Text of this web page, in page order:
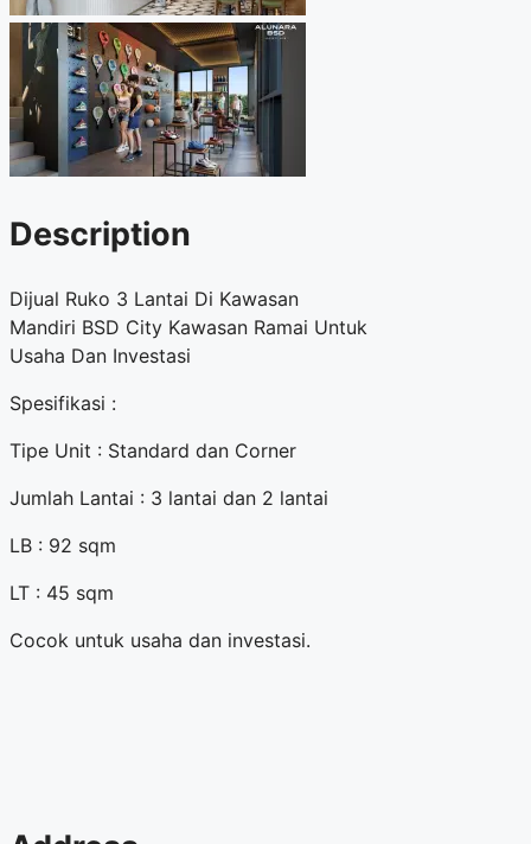
Description
Dijual Ruko 3 Lantai Di Kawasan
Mandiri BSD City Kawasan Ramai Untuk
Usaha Dan Investasi
Spesifikasi :
Tipe Unit : Standard dan Corner
Jumlah Lantai : 3 lantai dan 2 lantai
LB : 92 sqm
LT : 45 sqm
Cocok untuk usaha dan investasi.